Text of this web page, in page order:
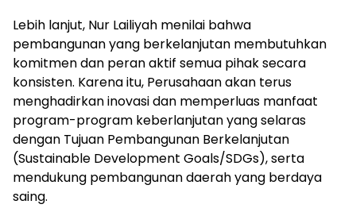
Lebih lanjut, Nur Lailiyah menilai bahwa
pembangunan yang berkelanjutan membutuhkan
komitmen dan peran aktif semua pihak secara
konsisten. Karena itu, Perusahaan akan terus
menghadirkan inovasi dan memperluas manfaat
program-program keberlanjutan yang selaras
dengan Tujuan Pembangunan Berkelanjutan
(Sustainable Development Goals/SDGs), serta
mendukung pembangunan daerah yang berdaya
saing.